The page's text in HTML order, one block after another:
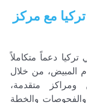
مع مركز
دعماً متكاملاً
المبيض، من خلال
ومراكز متقدمة،
والفحوصات والخطة